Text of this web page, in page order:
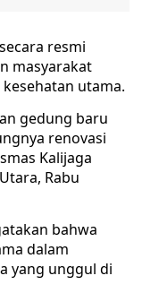
resmi
masyarakat
utama.
gedung baru
renovasi
Kalijaga
Rabu
bahwa
dalam
yang unggul di